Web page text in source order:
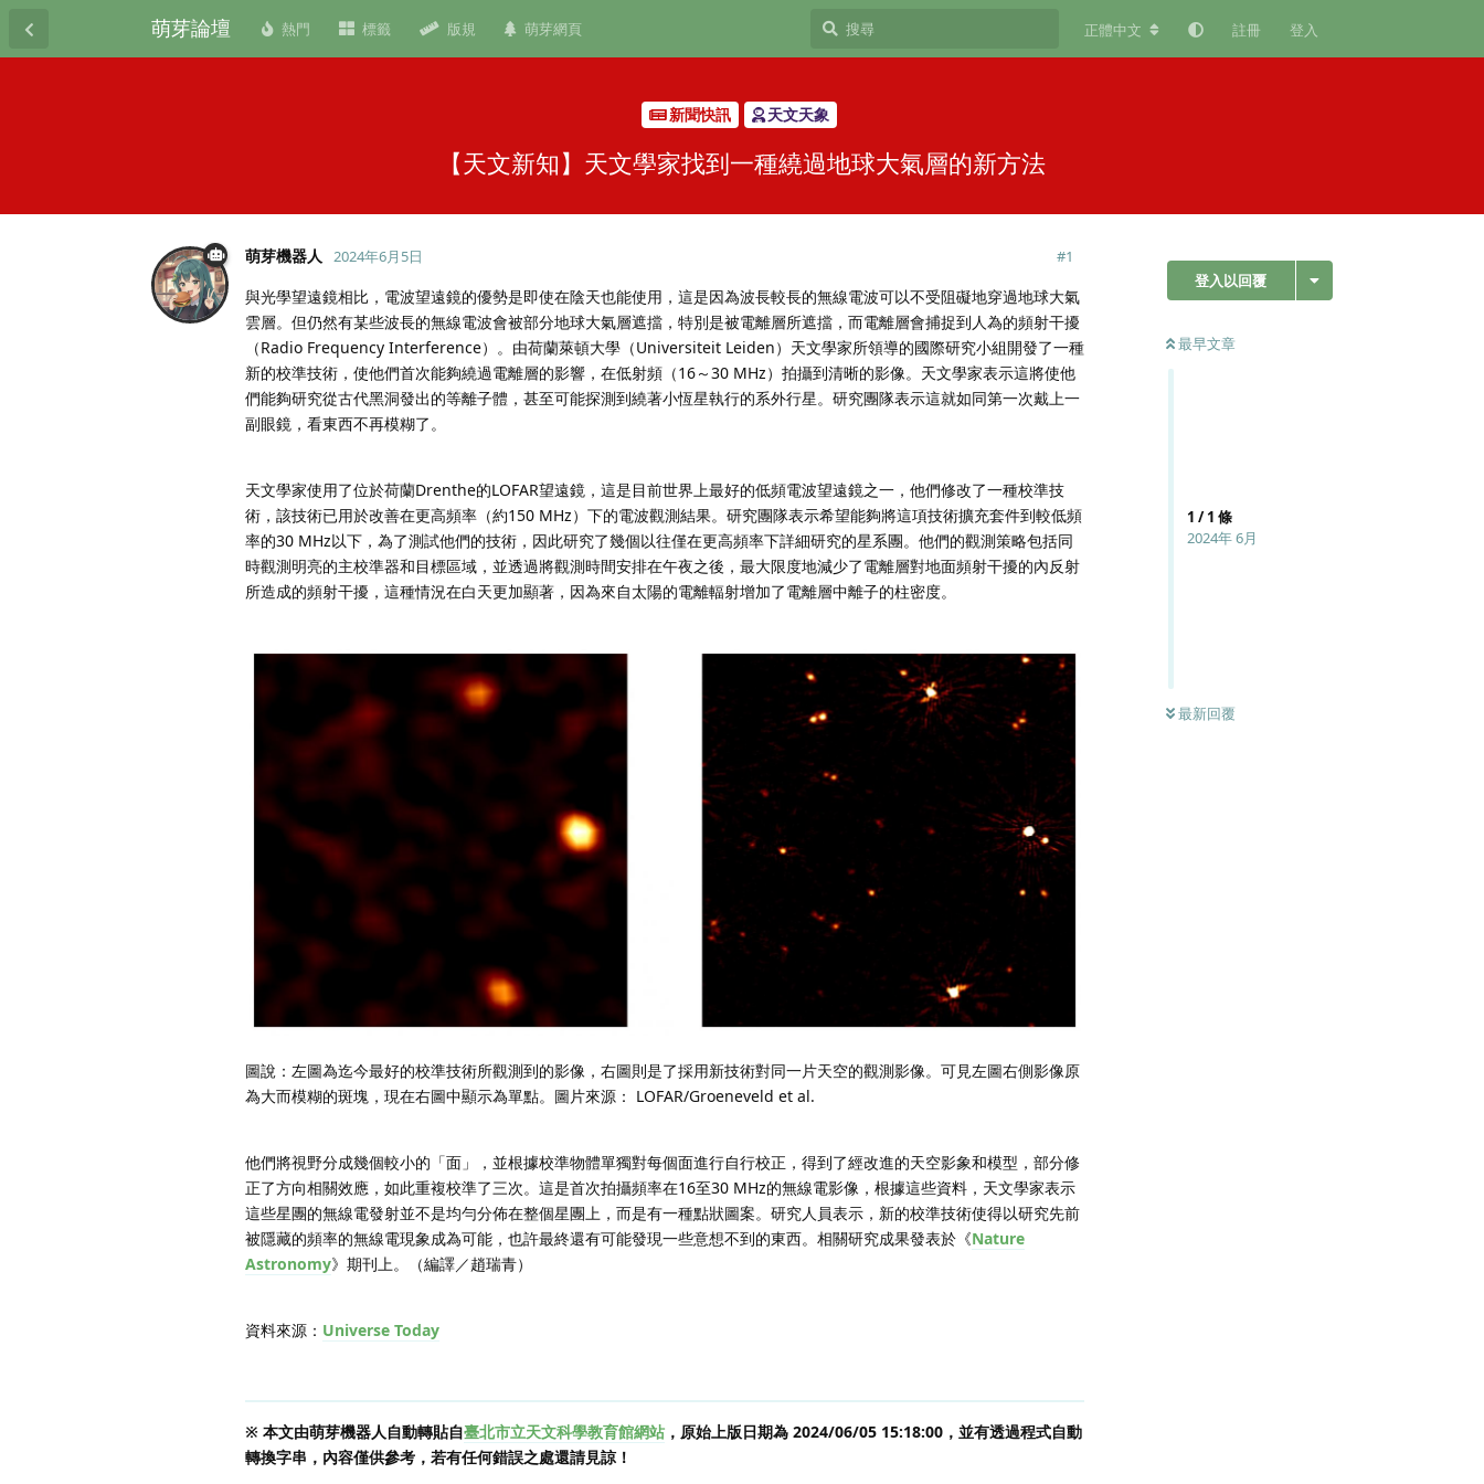
萌芽論壇 熱門 標籤 版規 萌芽網頁 正體中文 註冊 登入
新聞快訊 天文天象
【天文新知】天文學家找到一種繞過地球大氣層的新方法
登入以回覆
最早文章
1 /1 條
2024年 6月
最新回覆
萌芽機器人 2024年6月5日 #1
與光學望遠鏡相比，電波望遠鏡的優勢是即使在陰天也能使用，這是因為波長較長的無線電波可以不受阻礙地穿過地球大氣
雲層。但仍然有某些波長的無線電波會被部分地球大氣層遮擋，特別是被電離層所遮擋，而電離層會捕捉到人為的頻射干擾
（Radio Frequency Interference）。由荷蘭萊頓大學（Universiteit Leiden）天文學家所領導的國際研究小組開發了一種
新的校準技術，使他們首次能夠繞過電離層的影響，在低射頻（16～30 MHz）拍攝到清晰的影像。天文學家表示這將使他
們能夠研究從古代黑洞發出的等離子體，甚至可能探測到繞著小恆星執行的系外行星。研究團隊表示這就如同第一次戴上一
副眼鏡，看東西不再模糊了。
天文學家使用了位於荷蘭Drenthe的LOFAR望遠鏡，這是目前世界上最好的低頻電波望遠鏡之一，他們修改了一種校準技
術，該技術已用於改善在更高頻率（約150 MHz）下的電波觀測結果。研究團隊表示希望能夠將這項技術擴充套件到較低頻
率的30 MHz以下，為了測試他們的技術，因此研究了幾個以往僅在更高頻率下詳細研究的星系團。他們的觀測策略包括同
時觀測明亮的主校準器和目標區域，並透過將觀測時間安排在午夜之後，最大限度地減少了電離層對地面頻射干擾的內反射
所造成的頻射干擾，這種情況在白天更加顯著，因為來自太陽的電離輻射增加了電離層中離子的柱密度。
圖說：左圖為迄今最好的校準技術所觀測到的影像，右圖則是了採用新技術對同一片天空的觀測影像。可見左圖右側影像原
為大而模糊的斑塊，現在右圖中顯示為單點。圖片來源： LOFAR/Groeneveld et al.
他們將視野分成幾個較小的「面」，並根據校準物體單獨對每個面進行自行校正，得到了經改進的天空影象和模型，部分修
正了方向相關效應，如此重複校準了三次。這是首次拍攝頻率在16至30 MHz的無線電影像，根據這些資料，天文學家表示
這些星團的無線電發射並不是均勻分佈在整個星團上，而是有一種點狀圖案。研究人員表示，新的校準技術使得以研究先前
被隱藏的頻率的無線電現象成為可能，也許最終還有可能發現一些意想不到的東西。相關研究成果發表於《Nature
Astronomy》期刊上。（編譯／趙瑞青）
資料來源： Universe Today
※ 本文由萌芽機器人自動轉貼自臺北市立天文科學教育館網站 ，原始上版日期為 2024/06/05 15:18:00，並有透過程式自動
轉換字串，內容僅供參考，若有任何錯誤之處還請見諒！